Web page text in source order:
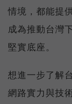
情境，都能提
成為推動台灣
堅實底座。
想進一步了解
網路實力與技